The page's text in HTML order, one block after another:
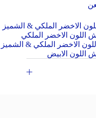
الاخضر الملكي & الشميز
اللون الاخضر الملكي
الاخضر الملكي & الشميز
اللون الابيض